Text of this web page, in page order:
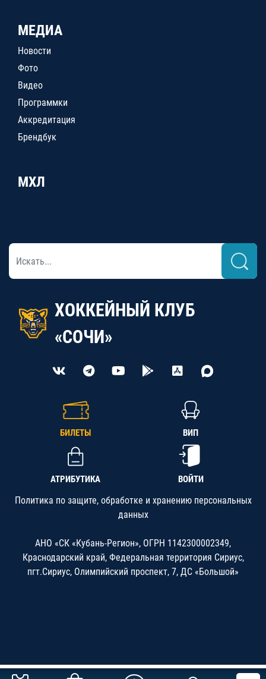
МЕДИА
Новости
Фото
Видео
Программки
Аккредитация
Брендбук
МХЛ
ХОККЕЙНЫЙ КЛУБ
«СОЧИ»
БИЛЕТЫ ВИП
АТРИБУТИКА ВОЙТИ
Политика по защите, обработке и хранению персональных
данных
АНО «СК «Кубань-Регион», ОГРН 1142300002349,
Краснодарский край, Федеральная территория Сириус,
пгт.Сириус, Олимпийский проспект, 7, ДС «Большой»